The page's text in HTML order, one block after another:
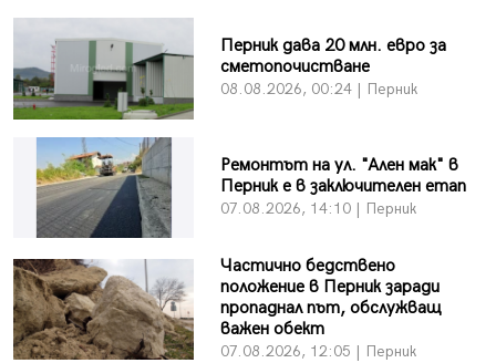
Перник дава 20 млн. евро за
сметопочистване
08.08.2026, 00:24 | Перник
Ремонтът на ул. "Ален мак" в
Перник е в заключителен етап
07.08.2026, 14:10 | Перник
Частично бедствено
положение в Перник заради
пропаднал път, обслужващ
важен обект
07.08.2026, 12:05 | Перник